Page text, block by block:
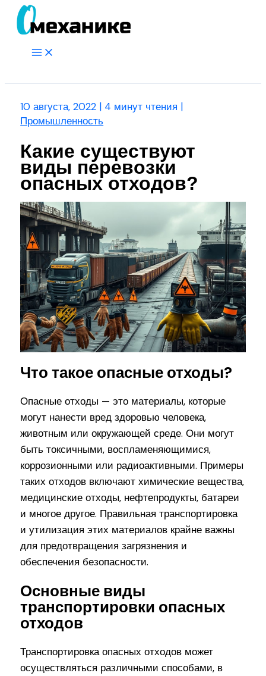
Перейти
Main
10 августа, 2022 | 4 минут чтения |
Промышленность
Какие существуют
виды перевозки
опасных отходов?
Что такое опасные отходы?
Опасные отходы — это материалы, которые
могут нанести вред здоровью человека,
животным или окружающей среде. Они могут
быть токсичными, воспламеняющимися,
коррозионными или радиоактивными. Примеры
таких отходов включают химические вещества,
медицинские отходы, нефтепродукты, батареи
и многое другое. Правильная транспортировка
и утилизация этих материалов крайне важны
для предотвращения загрязнения и
обеспечения безопасности.
Основные виды
транспортировки опасных
отходов
Транспортировка опасных отходов может
осуществляться различными способами, в